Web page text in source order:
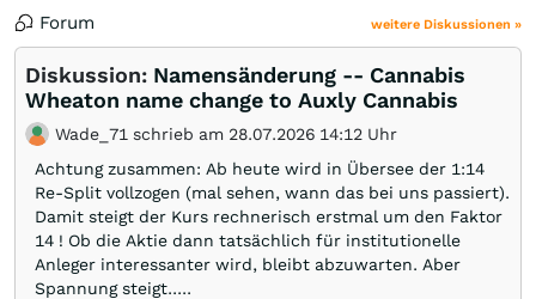
Forum weitere Diskussionen »
Diskussion: Namensänderung -- Cannabis
Wheaton name change to Auxly Cannabis
Wade_71 schrieb am 28.07.2026 14:12 Uhr
Achtung zusammen: Ab heute wird in Übersee der 1:14
Re-Split vollzogen (mal sehen, wann das bei uns passiert).
Damit steigt der Kurs rechnerisch erstmal um den Faktor
14 ! Ob die Aktie dann tatsächlich für institutionelle
Anleger interessanter wird, bleibt abzuwarten. Aber
Spannung steigt.....